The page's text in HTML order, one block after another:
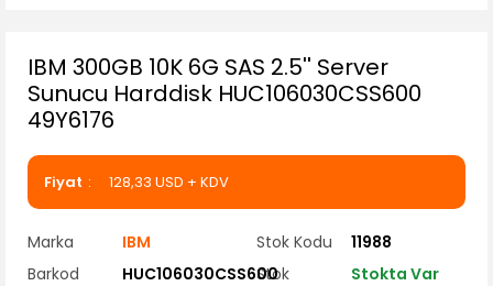
IBM 300GB 10K 6G SAS 2.5'' Server
Sunucu Harddisk HUC106030CSS600
49Y6176
Fiyat 128,33 USD + KDV
Marka IBM Stok Kodu
11988
Barkod
HUC106030CSS600
Stok Stokta Var